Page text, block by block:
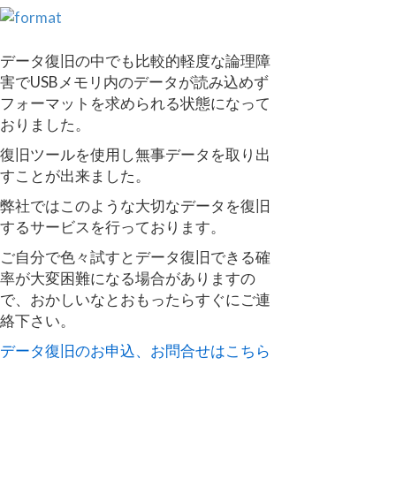
データ復旧の中でも比較的軽度な論理障
害でUSBメモリ内のデータが読み込めず
フォーマットを求められる状態になって
おりました。
復旧ツールを使用し無事データを取り出
すことが出来ました。
弊社ではこのような大切なデータを復旧
するサービスを行っております。
ご自分で色々試すとデータ復旧できる確
率が大変困難になる場合がありますの
で、おかしいなとおもったらすぐにご連
絡下さい。
データ復旧のお申込、お問合せはこちら